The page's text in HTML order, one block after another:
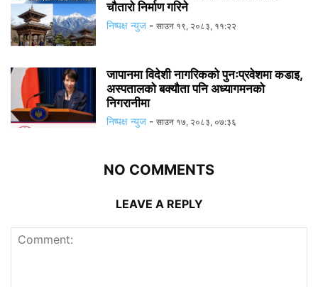
चौतारो निर्माण गरिने
निष्पक्ष न्युज - साउन १९, २०८३, ११:२२
जापानमा विदेशी नागरिकको पुनःप्रवेशमा कडाइ,
अस्पतालको बक्यौता पनि अध्यागमनको
निगरानीमा
निष्पक्ष न्युज - साउन १७, २०८३, ०७:३६
NO COMMENTS
LEAVE A REPLY